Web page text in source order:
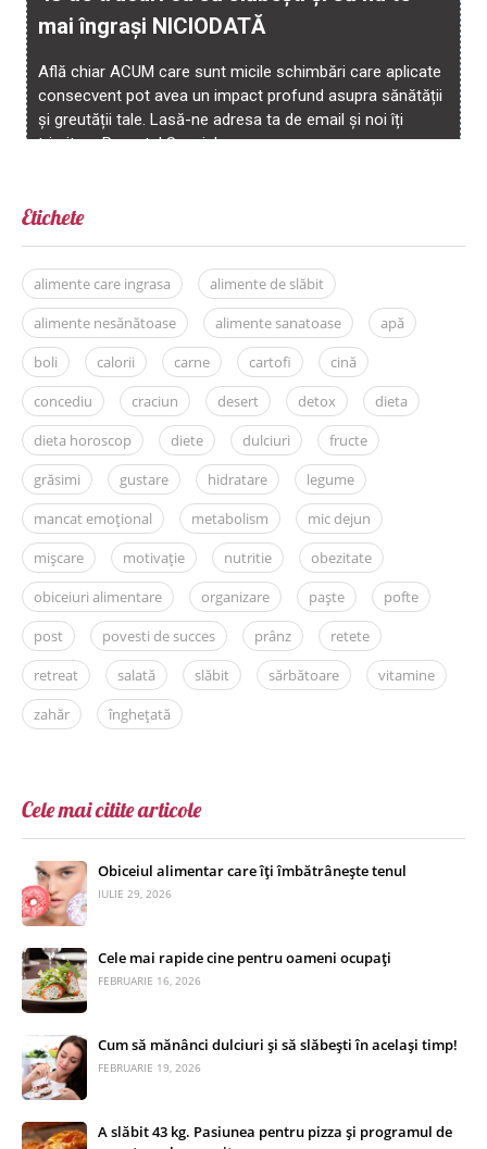
Etichete
alimente care ingrasa
alimente de slăbit
alimente nesănătoase
alimente sanatoase
apă
boli
calorii carne cartofi
cină
concediu
craciun desert detox
dieta
dieta horoscop
diete dulciuri
fructe
grăsimi
gustare hidratare
legume
mancat emoțional
metabolism
mic dejun
mișcare
motivație nutritie
obezitate
obiceiuri alimentare
organizare paște
pofte
post
povesti de succes prânz
retete
retreat
salată slăbit sărbătoare
vitamine
zahăr
înghețată
Cele mai citite articole
Obiceiul alimentar care îți îmbătrânește tenul
IULIE 29, 2026
Cele mai rapide cine pentru oameni ocupați
FEBRUARIE 16, 2026
Cum să mănânci dulciuri și să slăbești în același timp!
FEBRUARIE 19, 2026
A slăbit 43 kg. Pasiunea pentru pizza și programul de